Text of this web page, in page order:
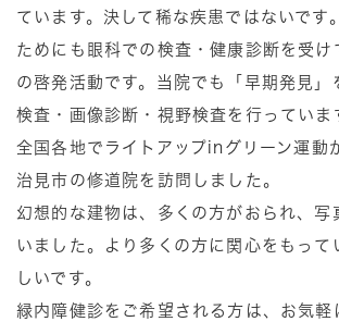
ています。決して稀な疾患ではないです
ためにも眼科での検査・健康診断を受け
の啓発活動です。当院でも「早期発見」
検査・画像診断・視野検査を行っていま
全国各地でライトアップinグリーン運動
治見市の修道院を訪問しました。
幻想的な建物は、多くの方がおられ、写
いました。より多くの方に関心をもって
しいです。
緑内障健診をご希望される方は、お気軽